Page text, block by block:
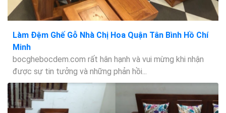
Làm Đệm Ghế Gỗ Nhà Chị Hoa Quận Tân Bình Hồ Chí
Minh
bocghebocdem.com rất hân hạnh và vui mừng khi nhận
được sự tin tưởng và những phản hồi...